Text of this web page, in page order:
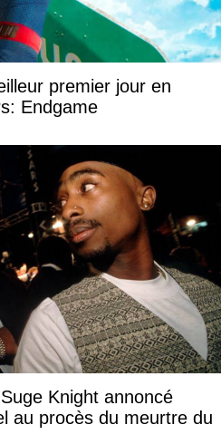
premier jour en
Endgame
Knight annoncé
au procès du meurtre du